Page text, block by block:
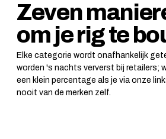
Zeven
om je rig te
Elke categorie wordt onafhankelijk
worden 's nachts ververst bij retailers;
een klein percentage als je via onze
nooit van de merken zelf.